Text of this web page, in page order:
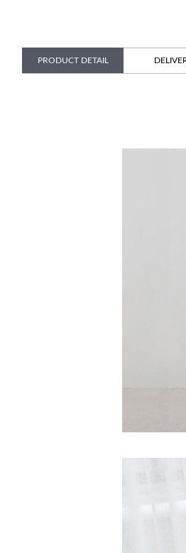
PRODUCT DETAIL